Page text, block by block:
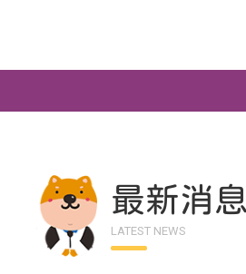
最新消息
LATEST NEWS